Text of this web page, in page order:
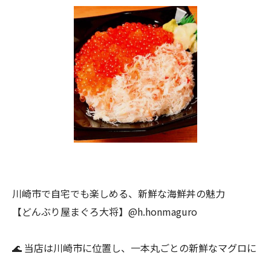
川崎市で自宅でも楽しめる、新鮮な海鮮丼の魅力
【どんぶり屋まぐろ大将】@h.honmaguro
🌊 当店は川崎市に位置し、一本丸ごとの新鮮なマグロに